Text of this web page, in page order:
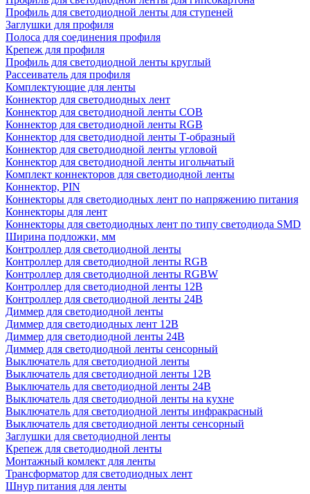
Профиль для светодиодной ленты для ступеней
Заглушки для профиля
Полоса для соединения профиля
Крепеж для профиля
Профиль для светодиодной ленты круглый
Рассеиватель для профиля
Комплектующие для ленты
Коннектор для светодиодных лент
Коннектор для светодиодной ленты COB
Коннектор для светодиодной ленты RGB
Коннектор для светодиодной ленты Т-образный
Коннектор для светодиодной ленты угловой
Коннектор для светодиодной ленты игольчатый
Комплект коннекторов для светодиодной ленты
Коннектор, PIN
Коннекторы для светодиодных лент по напряжению питания
Коннекторы для лент
Коннекторы для светодиодных лент по типу светодиода SMD
Ширина подложки, мм
Контроллер для светодиодной ленты
Контроллер для светодиодной ленты RGB
Контроллер для светодиодной ленты RGBW
Контроллер для светодиодной ленты 12В
Контроллер для светодиодной ленты 24В
Диммер для светодиодной ленты
Диммер для светодиодных лент 12В
Диммер для светодиодной ленты 24В
Диммер для светодиодной ленты сенсорный
Выключатель для светодиодной ленты
Выключатель для светодиодной ленты 12В
Выключатель для светодиодной ленты 24В
Выключатель для светодиодной ленты на кухне
Выключатель для светодиодной ленты инфракрасный
Выключатель для светодиодной ленты сенсорный
Заглушки для светодиодной ленты
Крепеж для светодиодной ленты
Монтажный комлект для ленты
Трансформатор для светодиодных лент
Шнур питания для ленты